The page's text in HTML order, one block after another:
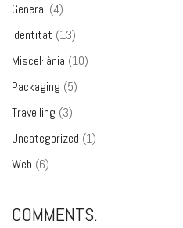
General (4)
Identitat (13)
Miscel·lània (10)
Packaging (5)
Travelling (3)
Uncategorized (1)
Web (6)
COMMENTS.